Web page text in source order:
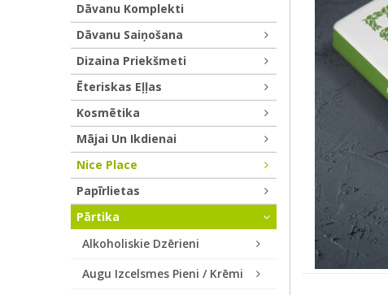
Dāvanu Komplekti
Dāvanu Saiņošana
Dizaina Priekšmeti
Ēteriskas Eļļas
Kosmētika
Mājai Un Ikdienai
Nice Place
Papīrlietas
Pārtika
Alkoholiskie Dzērieni
Augu Izcelsmes Pieni / Krēmi